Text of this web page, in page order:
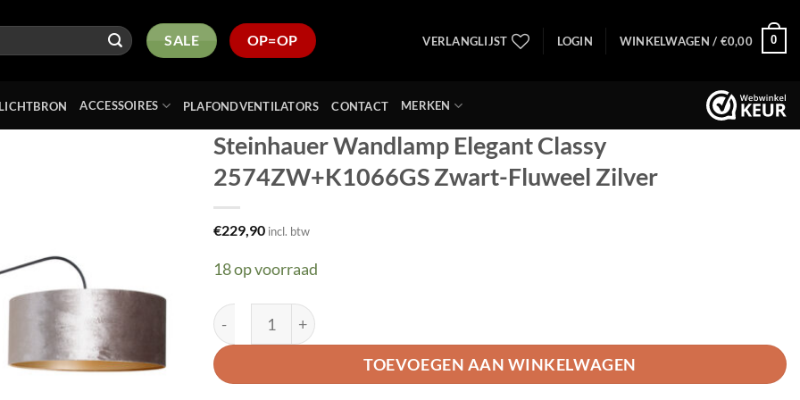
SALE OP=OP VERLANGLIJST LOGIN WINKELWAGEN / €0,00 0
LICHTBRON ACCESSOIRES PLAFONDVENTILATORS CONTACT MERKEN
Steinhauer Wandlamp Elegant Classy
2574ZW+K1066GS Zwart-Fluweel Zilver
€229,90 incl. btw
18 op voorraad
Steinhauer Wandlamp Elegant Classy 2574ZW+K1066GS Zwart-Fluweel Zilver aantal
TOEVOEGEN AAN WINKELWAGEN